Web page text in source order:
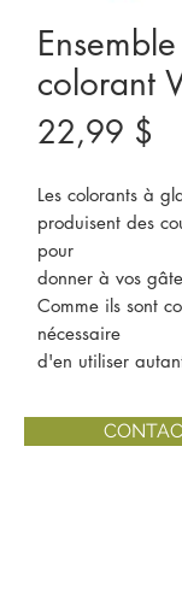
colorant
22,99 $
Les colorants à
produisent des
pour
donner à vos
Comme ils sont
nécessaire
d'en utiliser